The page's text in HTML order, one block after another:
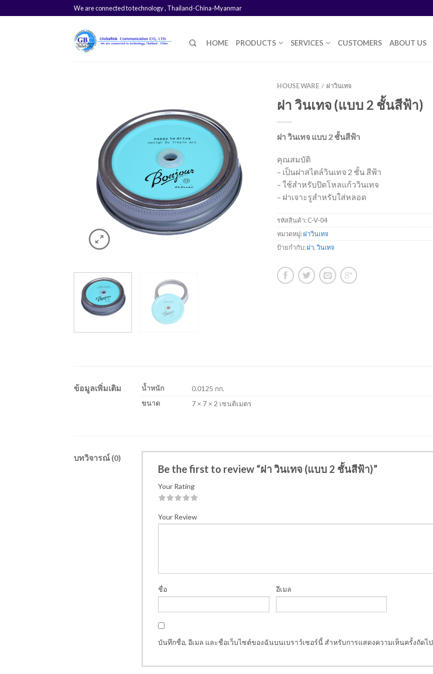
We are connected to technology , Thailand-China-Myanmar
HOME PRODUCTS SERVICES CUSTOMERS ABOUT US
HOUSE WARE / ฝาวินเทจ
ฝา วินเทจ (แบบ 2 ชั้นสีฟ้า)
ฝา วินเทจ แบบ 2 ชั้นสีฟ้า
คุณสมบัติ
– เป็นฝาสไตล์วินเทจ 2 ชั้น สีฟ้า
– ใช้สำหรับปิดโหลแก้ววินเทจ
– ฝาเจาะรูสำหรับใส่หลอด
รหัสสินค้า:C-V-04
หมวดหมู่:ฝาวินเทจ
ป้ายกำกับ:ฝา,วินเทจ
ข้อมูลเพิ่มเติม น้ำหนัก
0.0125 กก.
ขนาด
7 × 7 × 2 เซนติเมตร
บทวิจารณ์ (0)
Be the first to review “ฝา วินเทจ (แบบ 2 ชั้นสีฟ้า)”
Your Rating
Your Review
ชื่อ อีเมล
บันทึกชื่อ, อีเมล และชื่อเว็บไซต์ของฉันบนเบราว์เซอร์นี้ สำหรับการแสดงความเห็นครั้งถัดไป